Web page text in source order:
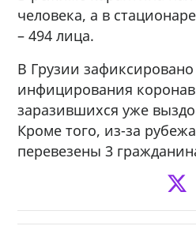
человека, а в
– 494 лица.
В Грузии зафиксировано
инфицирования
заразившихся уже
Кроме того, из-за
перевезены 3